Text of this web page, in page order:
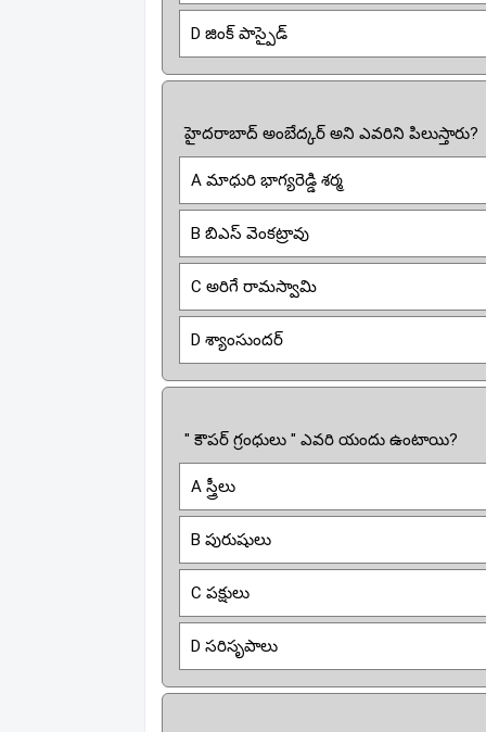
D జింక్ పాస్పైడ్
హైదరాబాద్ అంబేద్కర్ అని ఎవరిని పిలుస్తారు?
A మాధురి భాగ్యరెడ్డి శర్మ
B బిఎస్ వెంకట్రావు
C అరిగే రామస్వామి
D శ్యాంసుందర్
" కౌపర్ గ్రంధులు " ఎవరి యందు ఉంటాయి?
A స్త్రీలు
B పురుషులు
C పక్షులు
D సరిసృపాలు